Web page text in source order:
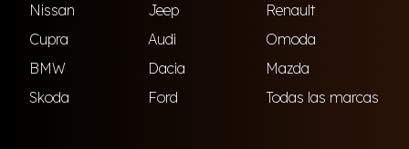
Nissan
Jeep
Renault
Cupra
Audi
Omoda
BMW
Dacia
Mazda
Skoda
Ford Todas las marcas